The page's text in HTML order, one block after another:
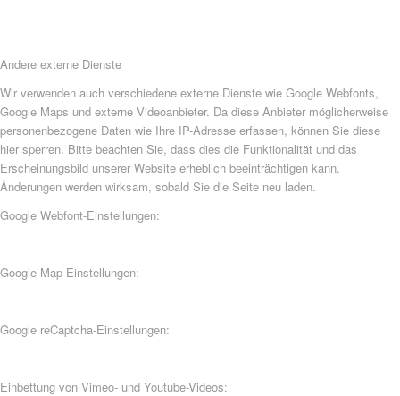
Andere externe Dienste
Wir verwenden auch verschiedene externe Dienste wie Google Webfonts,
Google Maps und externe Videoanbieter. Da diese Anbieter möglicherweise
personenbezogene Daten wie Ihre IP-Adresse erfassen, können Sie diese
hier sperren. Bitte beachten Sie, dass dies die Funktionalität und das
Erscheinungsbild unserer Website erheblich beeinträchtigen kann.
Änderungen werden wirksam, sobald Sie die Seite neu laden.
Google Webfont-Einstellungen:
Google Map-Einstellungen:
Google reCaptcha-Einstellungen:
Einbettung von Vimeo- und Youtube-Videos: